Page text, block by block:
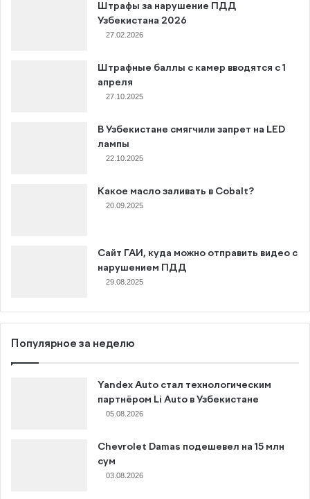
Штрафы за нарушение ПДД
Узбекистана 2026
27.02.2026
Штрафные баллы с камер вводятся с 1
апреля
27.10.2025
В Узбекистане смягчили запрет на LED
лампы
22.10.2025
Какое масло заливать в Cobalt?
20.09.2025
Сайт ГАИ, куда можно отправить видео с
нарушением ПДД
29.08.2025
Популярное за неделю
Yandex Auto стал технологическим
партнёром Li Auto в Узбекистане
05.08.2026
Chevrolet Damas подешевел на 15 млн
сум
03.08.2026